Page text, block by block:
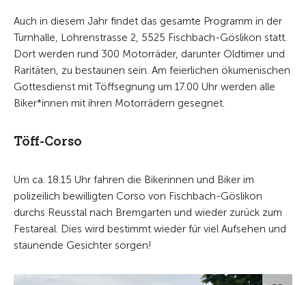
Auch in diesem Jahr findet das gesamte Programm in der
Turnhalle, Lohrenstrasse 2, 5525 Fischbach-Göslikon statt.
Dort werden rund 300 Motorräder, darunter Oldtimer und
Raritäten, zu bestaunen sein. Am feierlichen ökumenischen
Gottesdienst mit Töffsegnung um 17.00 Uhr werden alle
Biker*innen mit ihren Motorrädern gesegnet.
Töff-Corso
Um ca. 18.15 Uhr fahren die Bikerinnen und Biker im
polizeilich bewilligten Corso von Fischbach-Göslikon
durchs Reusstal nach Bremgarten und wieder zurück zum
Festareal. Dies wird bestimmt wieder für viel Aufsehen und
staunende Gesichter sorgen!